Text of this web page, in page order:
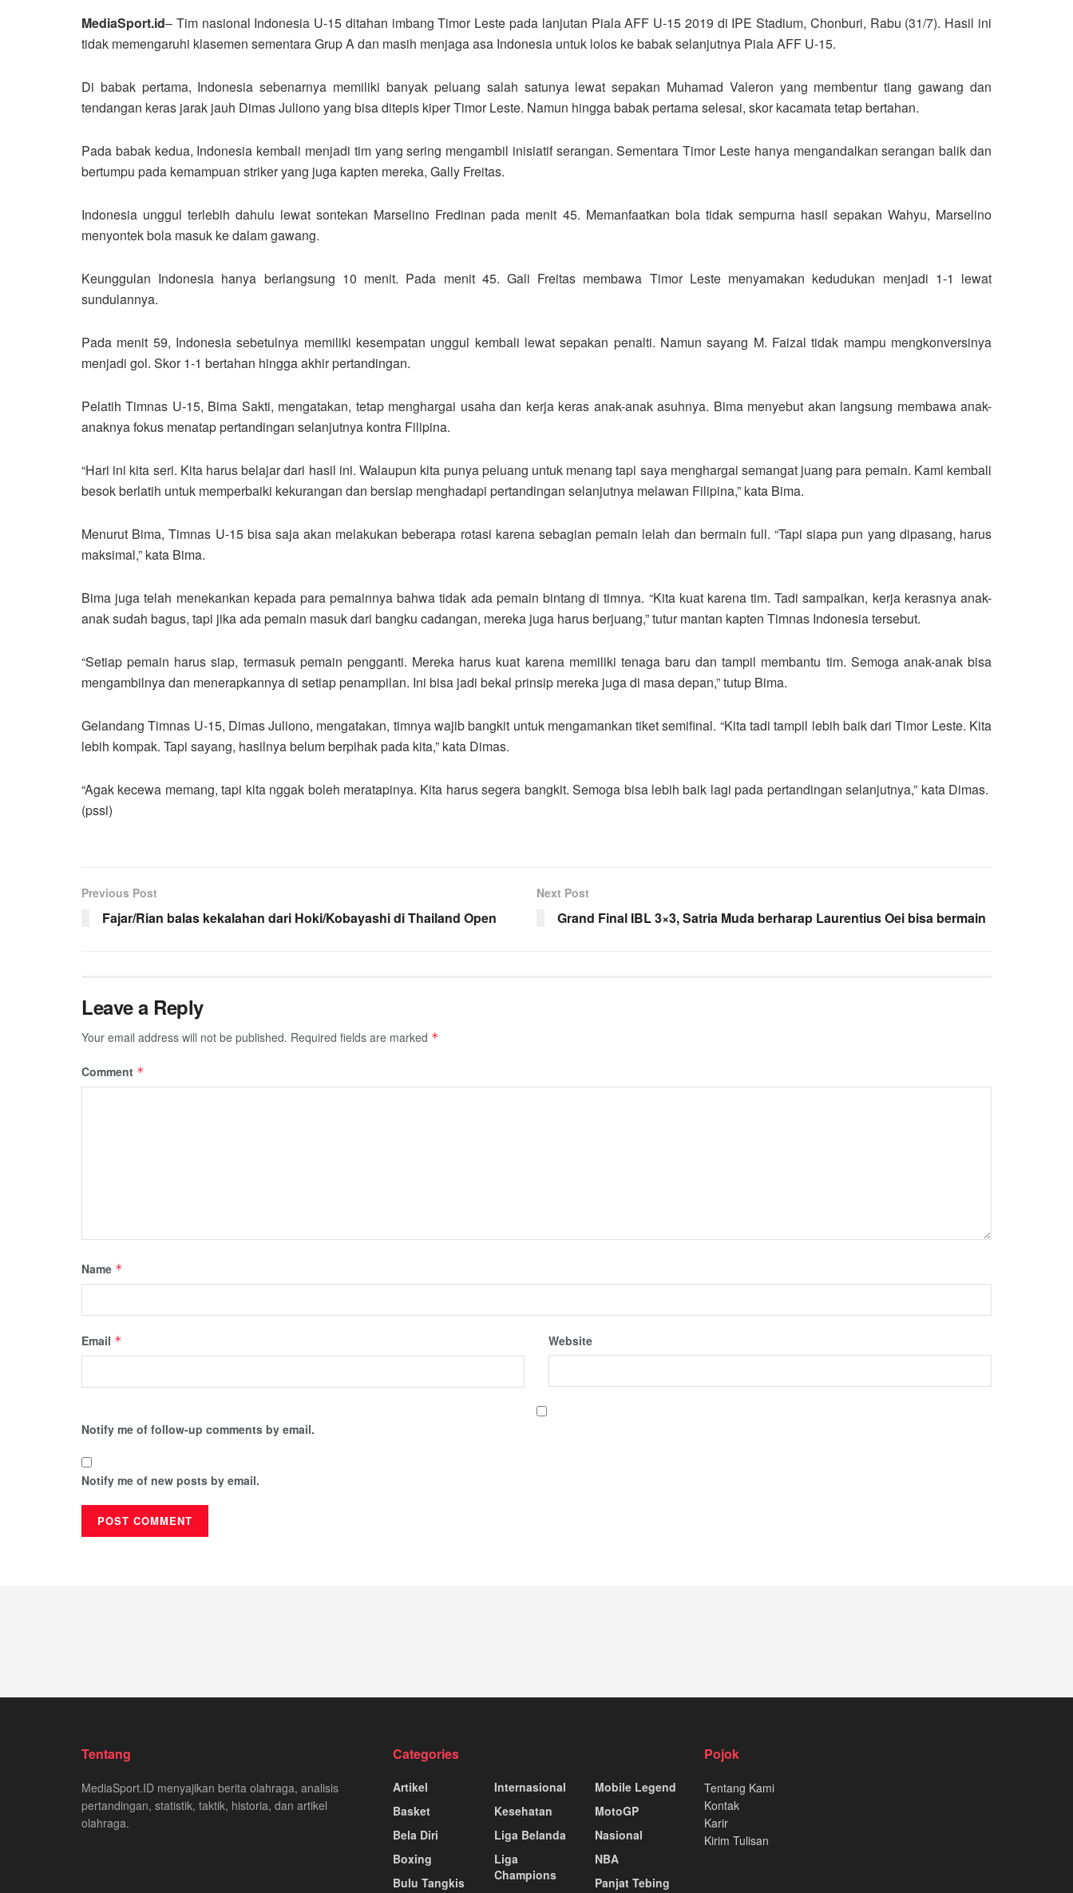
MediaSport.id– Tim nasional Indonesia U-15 ditahan imbang Timor Leste pada lanjutan Piala AFF U-15 2019 di IPE Stadium, Chonburi, Rabu (31/7). Hasil ini
tidak memengaruhi klasemen sementara Grup A dan masih menjaga asa Indonesia untuk lolos ke babak selanjutnya Piala AFF U-15.
Di babak pertama, Indonesia sebenarnya memiliki banyak peluang salah satunya lewat sepakan Muhamad Valeron yang membentur tiang gawang dan
tendangan keras jarak jauh Dimas Juliono yang bisa ditepis kiper Timor Leste. Namun hingga babak pertama selesai, skor kacamata tetap bertahan.
Pada babak kedua, Indonesia kembali menjadi tim yang sering mengambil inisiatif serangan. Sementara Timor Leste hanya mengandalkan serangan balik dan
bertumpu pada kemampuan striker yang juga kapten mereka, Gally Freitas.
Indonesia unggul terlebih dahulu lewat sontekan Marselino Fredinan pada menit 45. Memanfaatkan bola tidak sempurna hasil sepakan Wahyu, Marselino
menyontek bola masuk ke dalam gawang.
Keunggulan Indonesia hanya berlangsung 10 menit. Pada menit 45. Gali Freitas membawa Timor Leste menyamakan kedudukan menjadi 1-1 lewat
sundulannya.
Pada menit 59, Indonesia sebetulnya memiliki kesempatan unggul kembali lewat sepakan penalti. Namun sayang M. Faizal tidak mampu mengkonversinya
menjadi gol. Skor 1-1 bertahan hingga akhir pertandingan.
Pelatih Timnas U-15, Bima Sakti, mengatakan, tetap menghargai usaha dan kerja keras anak-anak asuhnya. Bima menyebut akan langsung membawa anak-
anaknya fokus menatap pertandingan selanjutnya kontra Filipina.
“Hari ini kita seri. Kita harus belajar dari hasil ini. Walaupun kita punya peluang untuk menang tapi saya menghargai semangat juang para pemain. Kami kembali
besok berlatih untuk memperbaiki kekurangan dan bersiap menghadapi pertandingan selanjutnya melawan Filipina,” kata Bima.
Menurut Bima, Timnas U-15 bisa saja akan melakukan beberapa rotasi karena sebagian pemain lelah dan bermain full. “Tapi siapa pun yang dipasang, harus
maksimal,” kata Bima.
Bima juga telah menekankan kepada para pemainnya bahwa tidak ada pemain bintang di timnya. “Kita kuat karena tim. Tadi sampaikan, kerja kerasnya anak-
anak sudah bagus, tapi jika ada pemain masuk dari bangku cadangan, mereka juga harus berjuang,” tutur mantan kapten Timnas Indonesia tersebut.
“Setiap pemain harus siap, termasuk pemain pengganti. Mereka harus kuat karena memiliki tenaga baru dan tampil membantu tim. Semoga anak-anak bisa
mengambilnya dan menerapkannya di setiap penampilan. Ini bisa jadi bekal prinsip mereka juga di masa depan,” tutup Bima.
Gelandang Timnas U-15, Dimas Juliono, mengatakan, timnya wajib bangkit untuk mengamankan tiket semifinal. “Kita tadi tampil lebih baik dari Timor Leste. Kita
lebih kompak. Tapi sayang, hasilnya belum berpihak pada kita,” kata Dimas.
“Agak kecewa memang, tapi kita nggak boleh meratapinya. Kita harus segera bangkit. Semoga bisa lebih baik lagi pada pertandingan selanjutnya,” kata Dimas.
(pssi)
Previous Post
Fajar/Rian balas kekalahan dari Hoki/Kobayashi di Thailand Open
Next Post
Grand Final IBL 3×3, Satria Muda berharap Laurentius Oei bisa bermain
Leave a Reply
Your email address will not be published. Required fields are marked *
Comment *
Name *
Email * Website
Notify me of follow-up comments by email.
Notify me of new posts by email.
Tentang
MediaSport.ID menyajikan berita olahraga, analisis
pertandingan, statistik, taktik, historia, dan artikel
olahraga.
Categories
Artikel
Basket
Bela Diri
Boxing
Bulu Tangkis
Internasional
Kesehatan
Liga Belanda
Liga
Champions
Mobile Legend
MotoGP
Nasional
NBA
Panjat Tebing
Pojok
Tentang Kami
Kontak
Karir
Kirim Tulisan